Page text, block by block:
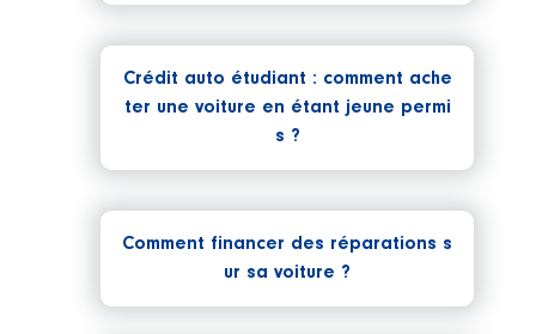
Crédit auto étudiant : comment ache
ter une voiture en étant jeune permi
s ?
Comment financer des réparations s
ur sa voiture ?